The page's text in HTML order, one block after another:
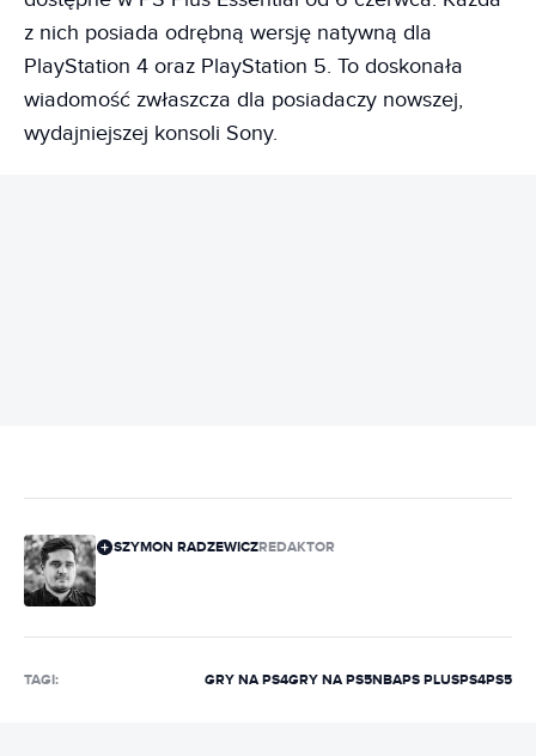
z nich posiada odrębną wersję natywną dla
PlayStation 4 oraz PlayStation 5. To doskonała
wiadomość zwłaszcza dla posiadaczy nowszej,
wydajniejszej konsoli Sony.
SZYMON RADZEWICZREDAKTOR
TAGI: GRY NA PS4GRY NA PS5NBAPS PLUSPS4PS5